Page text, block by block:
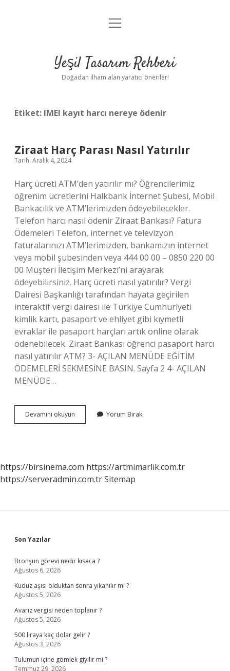
Anasayfa
Yasal Uyarı
menüyü
Yeşil Tasarım Rehberi
Doğadan ilham alan yaratıcı öneriler!
Etiket: IMEI kayıt harcı nereye ödenir
Ziraat Harç Parası Nasıl Yatırılır
Tarih: Aralık 4, 2024
Harç ücreti ATM’den yatırılır mı? Öğrencilerimiz
öğrenim ücretlerini Halkbank İnternet Şubesi, Mobil
Bankacılık ve ATM’lerimizden ödeyebilecekler.
Telefon harcı nasıl ödenir Ziraat Bankası? Fatura
Ödemeleri Telefon, internet ve televizyon
faturalarınızı ATM’lerimizden, bankamızın internet
veya mobil şubesinden veya 444 00 00 – 0850 220 00
00 Müşteri İletişim Merkezi’ni arayarak
ödeyebilirsiniz. Harç ücreti nasıl yatırılır? Vergi
Dairesi Başkanlığı tarafından hayata geçirilen
interaktif vergi dairesi ile Türkiye Cumhuriyeti
kimlik kartı, pasaport ve ehliyet gibi kıymetli
evraklar ile pasaport harçları artık online olarak
ödenebilecek. Ziraat Bankası öğrenci pasaport harcı
nasıl yatırılır ATM? 3- AÇILAN MENÜDE EĞİTİM
ÖDEMELERİ SEKMESİNE BASIN. Sayfa 2 4- AÇILAN
MENÜDE…
Devamını okuyun
Harç
Yorum Bırak
https://birsinema.com https://artmimarlik.com.tr
https://serveradmin.com.trSitemap
Sidebar
Son Yazılar
Bronşun görevi nedir kısaca ?
Ağustos 6, 2026
Kuduz aşısı olduktan sonra yıkanılır mı ?
Ağustos 5, 2026
Avarız vergisi neden toplanır ?
Ağustos 5, 2026
500 liraya kaç dolar gelir ?
Ağustos 3, 2026
Tulumun içine gömlek giyilir mi ?
Temmuz 29, 2026